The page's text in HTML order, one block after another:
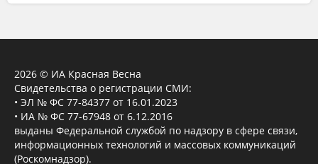
2026 © ИА Красная Весна
Свидетельства о регистрации СМИ:
• ЭЛ № ФС 77-84377 от 16.01.2023
• ИА № ФС 77-67948 от 6.12.2016
выданы Федеральной службой по надзору в сфере связи,
информационных технологий и массовых коммуникаций
(Роскомнадзор).